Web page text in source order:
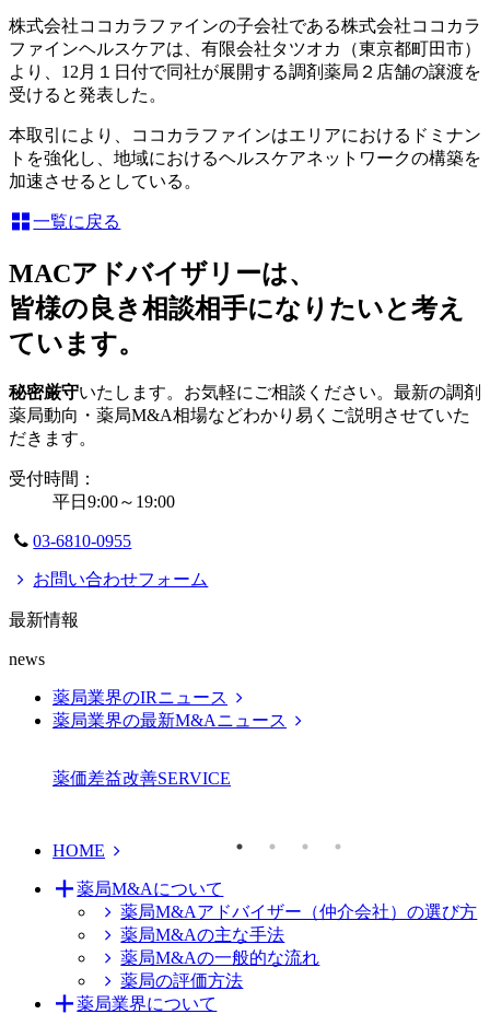
株式会社ココカラファインの子会社である株式会社ココカラ
ファインヘルスケアは、有限会社タツオカ（東京都町田市）
より、12月１日付で同社が展開する調剤薬局２店舗の譲渡を
受けると発表した。
本取引により、ココカラファインはエリアにおけるドミナン
トを強化し、地域におけるヘルスケアネットワークの構築を
加速させるとしている。
一覧に戻る
MACアドバイザリーは、
皆様の良き相談相手になりたいと考え
ています。
秘密厳守いたします。お気軽にご相談ください。最新の調剤
薬局動向・薬局M&A相場などわかり易くご説明させていた
だきます。
受付時間：
平日9:00～19:00
03-6810-0955
お問い合わせフォーム
最新情報
news
薬局業界のIRニュース
薬局業界の最新M&Aニュース
薬価差益改善SERVICE
HOME
薬局M&Aについて
薬局M&Aアドバイザー（仲介会社）の選び方
薬局M&Aの主な手法
薬局M&Aの一般的な流れ
薬局の評価方法
薬局業界について